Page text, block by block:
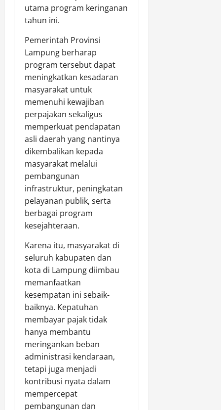
utama program keringanan
tahun ini.
Pemerintah Provinsi
Lampung berharap
program tersebut dapat
meningkatkan kesadaran
masyarakat untuk
memenuhi kewajiban
perpajakan sekaligus
memperkuat pendapatan
asli daerah yang nantinya
dikembalikan kepada
masyarakat melalui
pembangunan
infrastruktur, peningkatan
pelayanan publik, serta
berbagai program
kesejahteraan.
Karena itu, masyarakat di
seluruh kabupaten dan
kota di Lampung diimbau
memanfaatkan
kesempatan ini sebaik-
baiknya. Kepatuhan
membayar pajak tidak
hanya membantu
meringankan beban
administrasi kendaraan,
tetapi juga menjadi
kontribusi nyata dalam
mempercepat
pembangunan dan